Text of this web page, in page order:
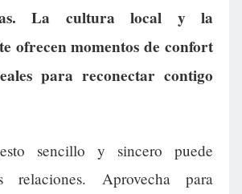
La cultura local y la
ofrecen momentos de confort
para reconectar contigo
sencillo y sincero puede
relaciones. Aprovecha para